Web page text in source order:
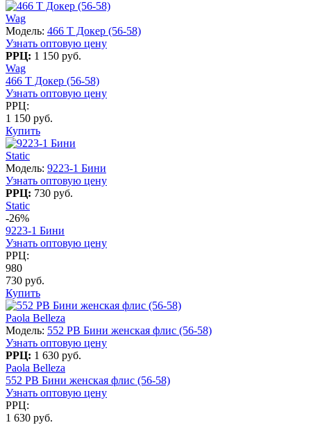
Wag
Модель: 466 T Докер (56-58)
Узнать оптовую цену
РРЦ: 1 150 руб.
Wag
466 T Докер (56-58)
Узнать оптовую цену
РРЦ:
1 150 руб.
Купить
Static
Модель: 9223-1 Бини
Узнать оптовую цену
РРЦ: 730 руб.
Static
-26%
9223-1 Бини
Узнать оптовую цену
РРЦ:
980
730 руб.
Купить
Paola Belleza
Модель: 552 PB Бини женская флис (56-58)
Узнать оптовую цену
РРЦ: 1 630 руб.
Paola Belleza
552 PB Бини женская флис (56-58)
Узнать оптовую цену
РРЦ:
1 630 руб.